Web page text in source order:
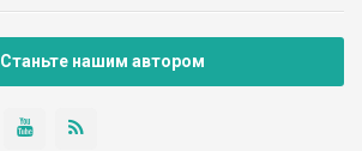
Станьте нашим автором